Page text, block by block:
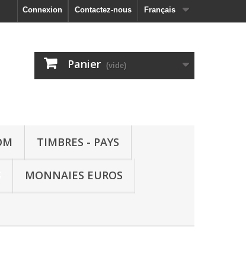
Français
Contactez-nous
Connexion
Panier (vide)
TIMBRES - PAYS
MONNAIES EUROS